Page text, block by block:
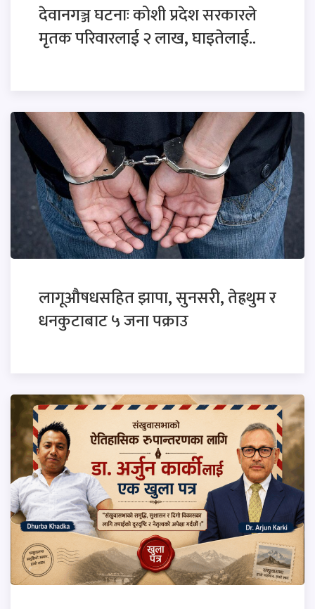
देवानगञ्ज घटनाः कोशी प्रदेश सरकारले
मृतक परिवारलाई २ लाख, घाइतेलाई..
लागूऔषधसहित झापा, सुनसरी, तेह्रथुम र
धनकुटाबाट ५ जना पक्राउ